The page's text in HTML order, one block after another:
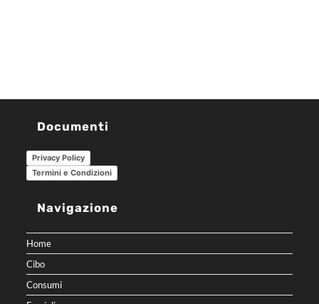
Documenti
Privacy Policy
Termini e Condizioni
Navigazione
Home
Cibo
Consumi